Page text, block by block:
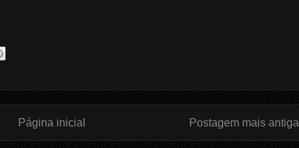
Postagem mais antiga
Página inicial